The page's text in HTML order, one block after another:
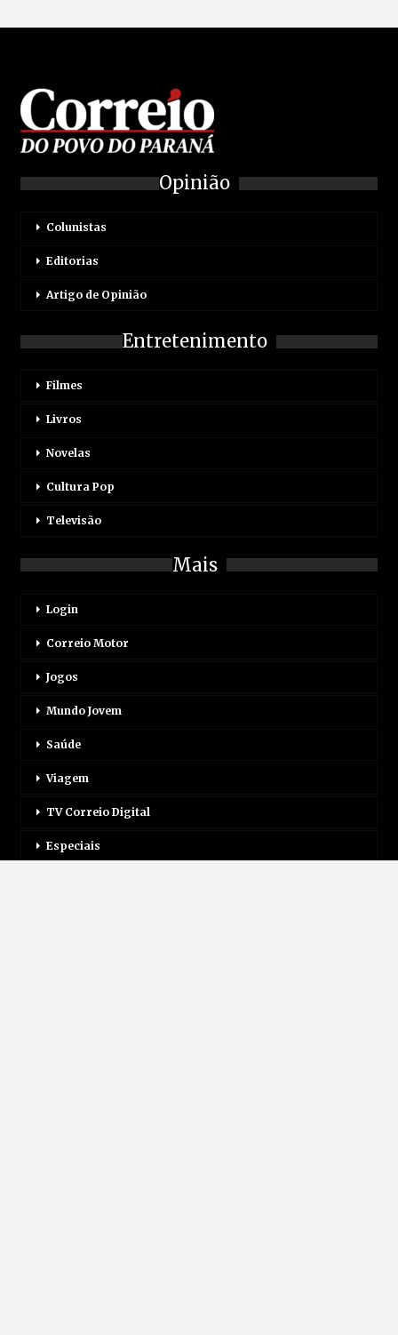
Opinião
Colunistas
Editorias
Artigo de Opinião
Entretenimento
Filmes
Livros
Novelas
Cultura Pop
Televisão
Mais
Login
Correio Motor
Jogos
Mundo Jovem
Saúde
Viagem
TV Correio Digital
Especiais